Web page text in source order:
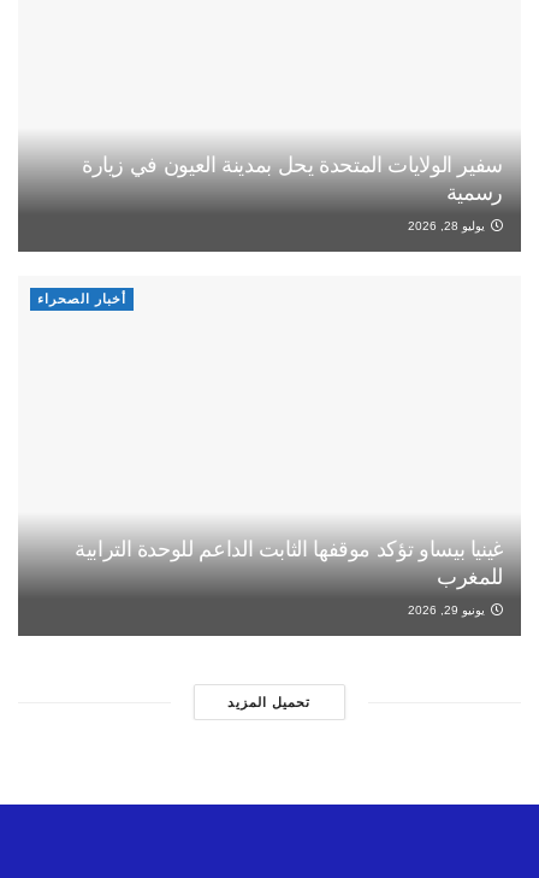
سفير الولايات المتحدة يحل بمدينة العيون في زيارة
رسمية
يوليو 28, 2026
أخبار الصحراء
غينيا بيساو تؤكد موقفها الثابت الداعم للوحدة الترابية
للمغرب
يونيو 29, 2026
تحميل المزيد